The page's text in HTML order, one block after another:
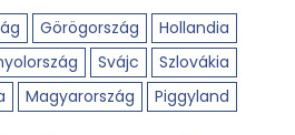
Görögország
Hollandia
Svájc
Szlovákia
Magyarország Piggyland